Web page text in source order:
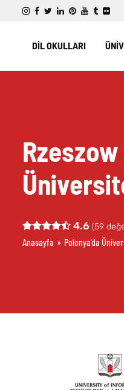
DİL OKULLARI
4.6 (59
Anasayfa » Polonya’da